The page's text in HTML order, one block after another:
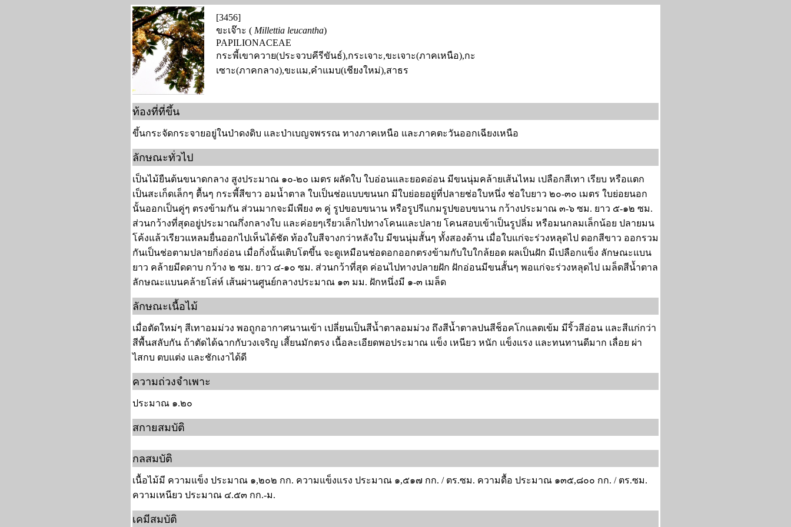
[3456]
ขะเจ๊าะ (Millettia leucantha)
PAPILIONACEAE
กระพี้เขาควาย(ประจวบคีรีขันธ์),กระเจาะ,ขะเจาะ(ภาคเหนือ),กะ
เซาะ(ภาคกลาง),ขะแม,คำแมบ(เชียงใหม่),สาธร
ท้องที่ที่ขึ้น
ขึ้นกระจัดกระจายอยู่ในป่าดงดิบ และป่าเบญจพรรณ ทางภาคเหนือ และภาคตะวันออกเฉียงเหนือ
ลักษณะทั่วไป
เป็นไม้ยืนต้นขนาดกลาง สูงประมาณ ๑๐-๒๐ เมตร ผลัดใบ ใบอ่อนและยอดอ่อน มีขนนุ่มคล้ายเส้นไหม เปลือกสีเทา เรียบ หรือแตก
เป็นสะเก็ดเล็กๆ ตื้นๆ กระพี้สีขาว อมน้ำตาล ใบเป็นช่อแบบขนนก มีใบย่อยอยู่ที่ปลายช่อใบหนึ่ง ช่อใบยาว ๒๐-๓๐ เมตร ใบย่อยนอก
นั้นออกเป็นคู่ๆ ตรงข้ามกัน ส่วนมากจะมีเพียง ๓ คู่ รูปขอบขนาน หรือรูปรีแกมรูปขอบขนาน กว้างประมาณ ๓-๖ ซม. ยาว ๕-๑๒ ซม.
ส่วนกว้างที่สุดอยู่ประมาณกึ่งกลางใบ และค่อยๆเรียวเล็กไปทางโคนและปลาย โคนสอบเข้าเป็นรูปลิ่ม หรือมนกลมเล็กน้อย ปลายมน
โค้งแล้วเรียวแหลมยื่นออกไปเห็นได้ชัด ท้องใบสีจางกว่าหลังใบ มีขนนุ่มสั้นๆ ทั้งสองด้าน เมื่อใบแก่จะร่วงหลุดไป ดอกสีขาว ออกรวม
กันเป็นช่อตามปลายกิ่งอ่อน เมื่อกิ่งนั้นเติบโตขึ้น จะดูเหมือนช่อดอกออกตรงข้ามกับใบใกล้ยอด ผลเป็นฝัก มีเปลือกแข็ง ลักษณะแบน
ยาว คล้ายมีดดาบ กว้าง ๒ ซม. ยาว ๔-๑๐ ซม. ส่วนกว้าที่สุด ค่อนไปทางปลายฝัก ฝักอ่อนมีขนสั้นๆ พอแก่จะร่วงหลุดไป เมล็ดสีน้ำตาล
ลักษณะแบนคล้ายโล่ห์ เส้นผ่านศูนย์กลางประมาณ ๑๓ มม. ฝักหนึ่งมี ๑-๓ เมล็ด
ลักษณะเนื้อไม้
เมื่อตัดใหม่ๆ สีเทาอมม่วง พอถูกอากาศนานเข้า เปลี่ยนเป็นสีน้ำตาลอมม่วง ถึงสีน้ำตาลปนสีช็อคโกแลตเข้ม มีริ้วสีอ่อน และสีแก่กว่า
สีพื้นสลับกัน ถ้าตัดได้ฉากกับวงเจริญ เสี้ยนมักตรง เนื้อละเอียดพอประมาณ แข็ง เหนียว หนัก แข็งแรง และทนทานดีมาก เลื่อย ผ่า
ไสกบ ตบแต่ง และชักเงาได้ดี
ความถ่วงจำเพาะ
ประมาณ ๑.๒๐
สกายสมบัติ
กลสมบัติ
เนื้อไม้มี ความแข็ง ประมาณ ๑,๒๐๒ กก. ความแข็งแรง ประมาณ ๑,๕๑๗ กก. / ตร.ซม. ความดื้อ ประมาณ ๑๓๕,๘๐๐ กก. / ตร.ซม.
ความเหนียว ประมาณ ๔.๕๓ กก.-ม.
เคมีสมบัติ